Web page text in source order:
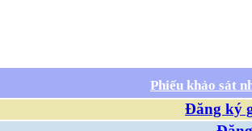
Phiếu khảo sát
Đăng ký